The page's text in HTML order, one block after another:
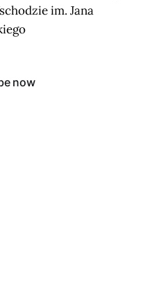
im. Jana
now